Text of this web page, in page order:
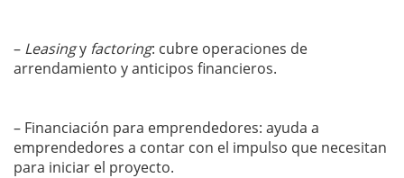
– Leasingy factoring: cubre operaciones de
arrendamiento y anticipos financieros.
– Financiación para emprendedores: ayuda a
emprendedores a contar con el impulso que necesitan
para iniciar el proyecto.